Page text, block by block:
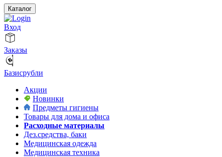
Каталог
Вход
Заказы
Базисрубли
Акции
Новинки
Предметы гигиены
Товары для дома и офиса
Расходные материалы
Дез.средства, баки
Медицинская одежда
Медицинская техника